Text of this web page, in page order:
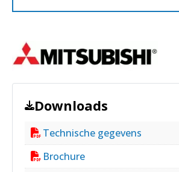
Downloads
Technische gegevens
Brochure